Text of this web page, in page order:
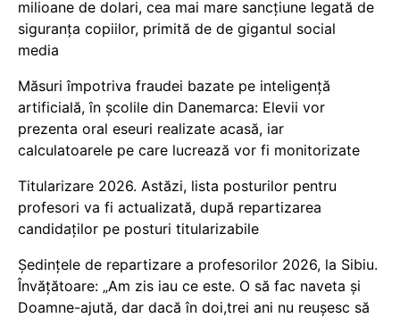
milioane de dolari, cea mai mare sancțiune legată de
siguranța copiilor, primită de de gigantul social
media
Măsuri împotriva fraudei bazate pe inteligență
artificială, în școlile din Danemarca: Elevii vor
prezenta oral eseuri realizate acasă, iar
calculatoarele pe care lucrează vor fi monitorizate
Titularizare 2026. Astăzi, lista posturilor pentru
profesori va fi actualizată, după repartizarea
candidaților pe posturi titularizabile
Ședințele de repartizare a profesorilor 2026, la Sibiu.
Învățătoare: „Am zis iau ce este. O să fac naveta și
Doamne-ajută, dar dacă în doi,trei ani nu reușesc să